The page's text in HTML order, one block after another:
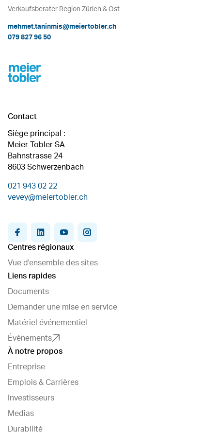
Verkaufsberater Region Zürich & Ost
mehmet.taninmis@meiertobler.ch
079 827 96 50
Footer
Contact
Siège principal :
Meier Tobler SA
Bahnstrasse 24
8603 Schwerzenbach
021 943 02 22
vevey@meiertobler.ch
facebooklinkedin youtubeinstagram
Centres régionaux
Vue d'ensemble des sites
Liens rapides
Documents
Demander une mise en service
Matériel événementiel
Événements
À notre propos
Entreprise
Emplois & Carrières
Investisseurs
Medias
Durabilité